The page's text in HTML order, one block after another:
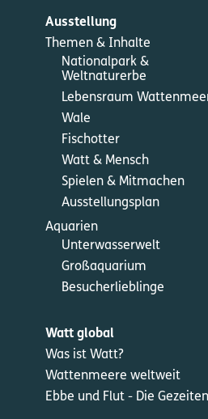
Ausstellung
Themen & Inhalte
Nationalpark &
Weltnaturerbe
Lebensraum
Wale
Fischotter
Watt & Mensch
Spielen & Mitmachen
Ausstellungsplan
Aquarien
Unterwasserwelt
Großaquarium
Besucherlieblinge
Watt global
Was ist Watt?
Wattenmeere weltweit
Ebbe und Flut - Die Gezeiten